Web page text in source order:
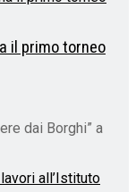
il primo torneo
dai Borghi” a